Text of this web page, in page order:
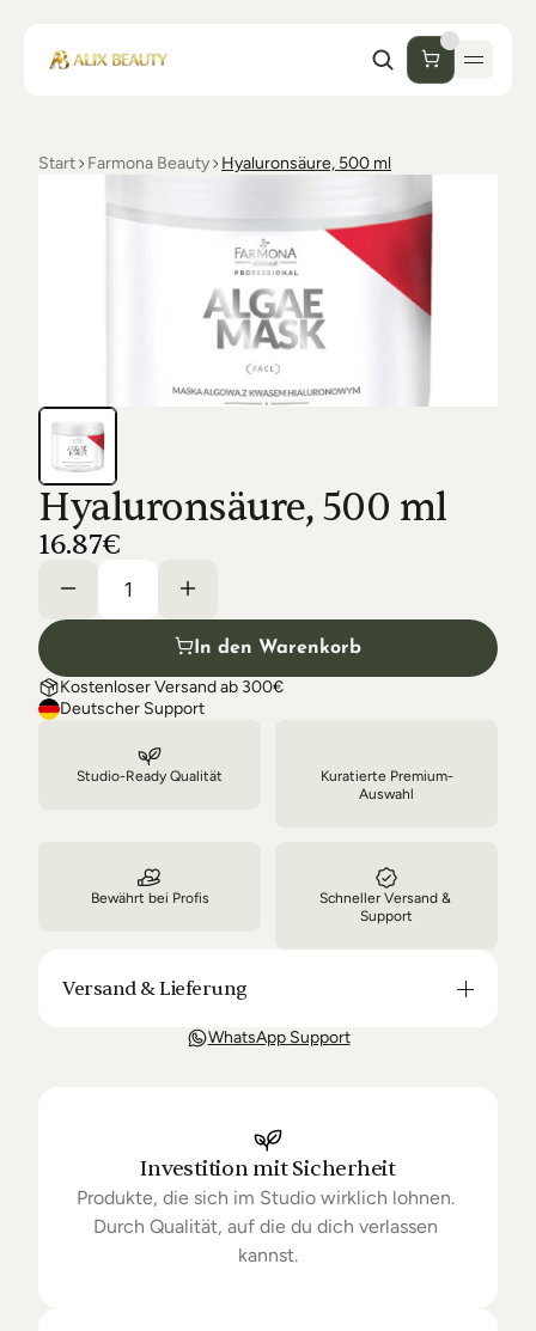
Start
Unternehmen
Einrichtung Studio
Desinfektion
Alix Beauty
Ästhetik
Luxmer
Contact
FAQs
Orders & Returns
Shipping & Delivery
Support
Start Farmona Beauty Hyaluronsäure, 500 ml
Hyaluronsäure, 500 ml
16.87€
In den Warenkorb
Kostenloser Versand ab 300€
Deutscher Support
Studio-Ready Qualität
Kuratierte Premium-
Auswahl
Bewährt bei Profis
Schneller Versand &
Support
Versand & Lieferung
Unsere Lieferung ist in der Regel in 3-8 Tagen bei
Lieferung unter Umständen um einige Tage
verzögern.
WhatsApp Support
Investition mit Sicherheit
Produkte, die sich im Studio wirklich lohnen.
Durch Qualität, auf die du dich verlassen
kannst.